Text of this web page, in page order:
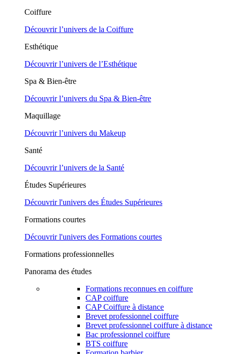
Coiffure
Découvrir l’univers de la Coiffure
Esthétique
Découvrir l’univers de l’Esthétique
Spa & Bien-être
Découvrir l’univers du Spa & Bien-être
Maquillage
Découvrir l’univers du Makeup
Santé
Découvrir l’univers de la Santé
Études Supérieures
Découvrir l'univers des Études Supérieures
Formations courtes
Découvrir l'univers des Formations courtes
Formations professionnelles
Panorama des études
Formations reconnues en coiffure
CAP coiffure
CAP Coiffure à distance
Brevet professionnel coiffure
Brevet professionnel coiffure à distance
Bac professionnel coiffure
BTS coiffure